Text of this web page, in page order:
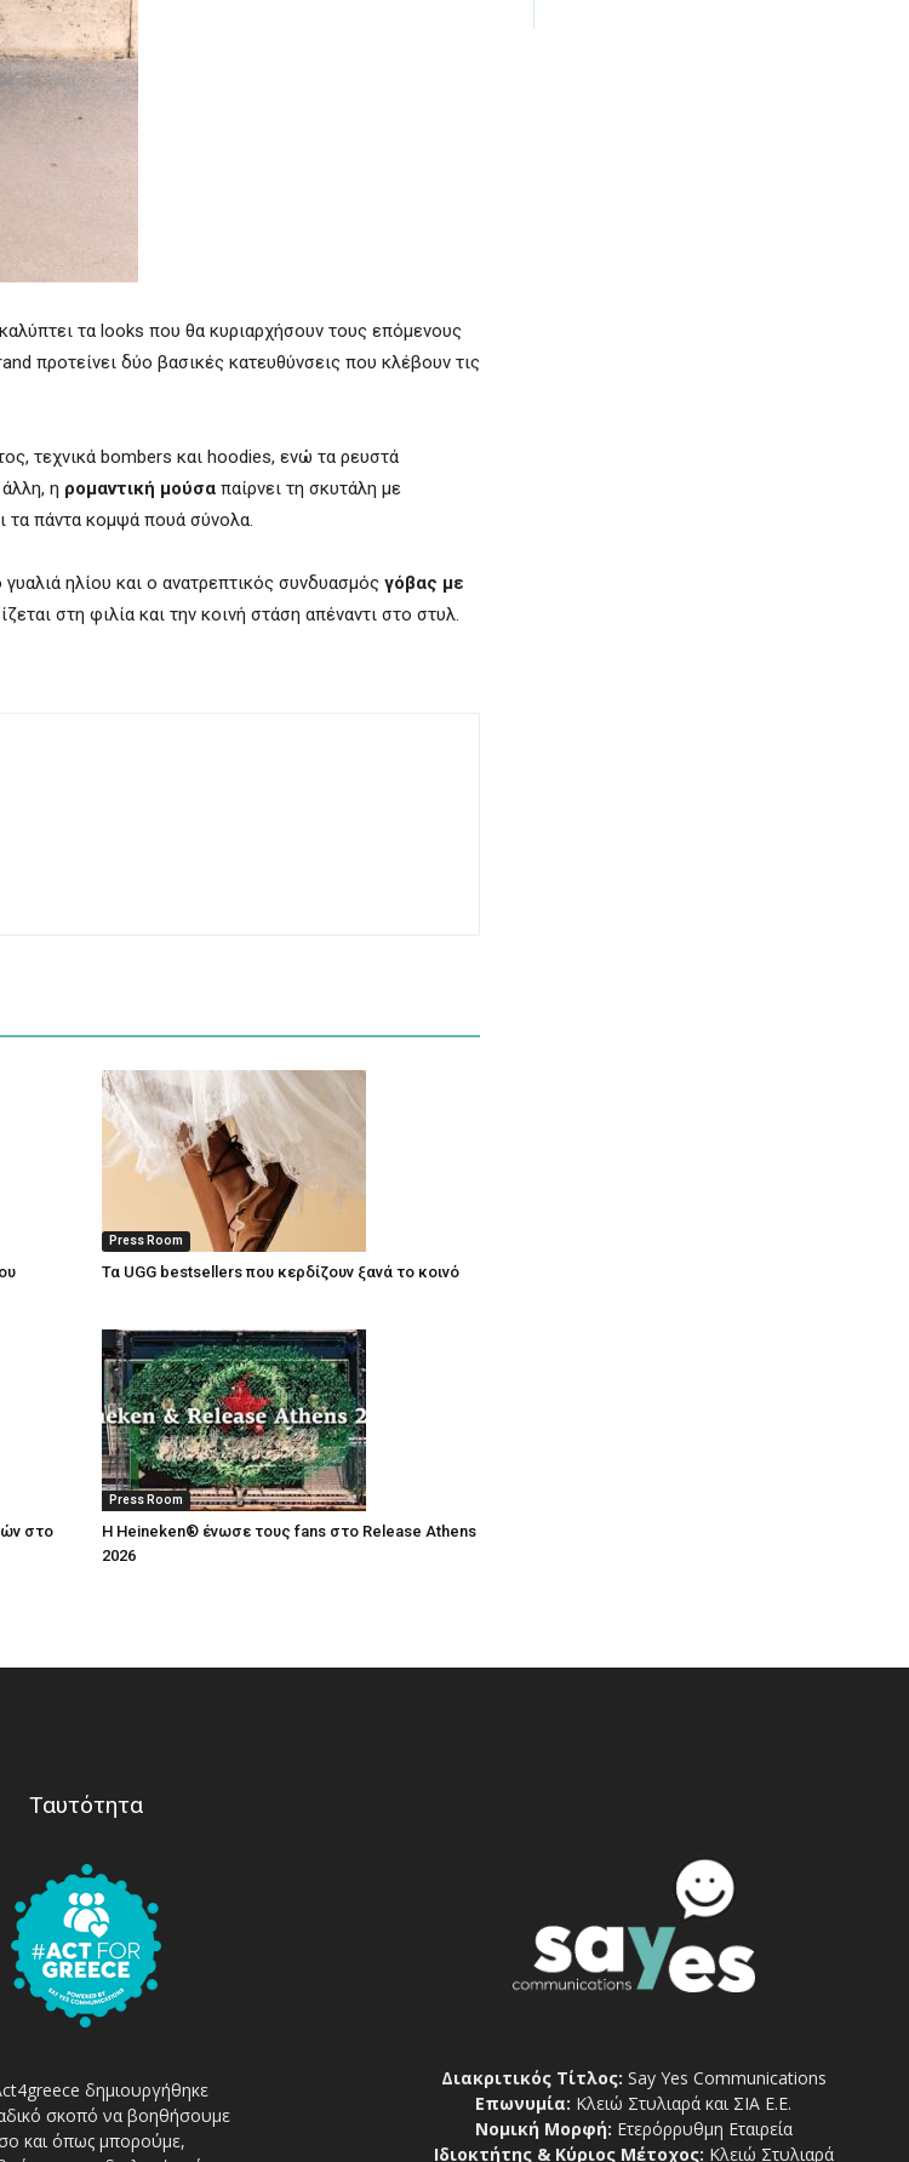
τα looks που θα κυριαρχήσουν τους επόμενους
προτείνει δύο βασικές κατευθύνσεις που κλέβουν τις
τεχνικά bombers και hoodies, ενώ τα ρευστά
η ρομαντική μούσα παίρνει τη σκυτάλη με
τα πάντα κομψά πουά σύνολα.
ηλίου και ο ανατρεπτικός συνδυασμός γόβας με
στη φιλία και την κοινή στάση απέναντι στο στυλ.
Press Room
Τα UGG bestsellers που κερδίζουν ξανά το κοινό
στο
Press Room
Η Heineken® ένωσε τους fans στο Release Athens
2026
Ταυτότητα
δημιουργήθηκε
σκοπό να βοηθήσουμε
και όπως μπορούμε,
Διακριτικός Τίτλος: Say Yes Communications
Επωνυμία: Κλειώ Στυλιαρά και ΣΙΑ Ε.Ε.
Νομική Μορφή: Ετερόρρυθμη Εταιρεία
Ιδιοκτήτης & Κύριος Μέτοχος: Κλειώ Στυλιαρά